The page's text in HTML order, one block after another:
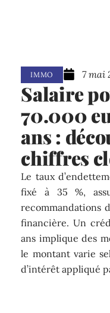
IMMO 7 mai
Salaire
70.000
ans :
chiffres
Le taux
fixé à 35 %,
recommandations
financière. Un
ans implique des
le montant varie
d’intérêt appliqué